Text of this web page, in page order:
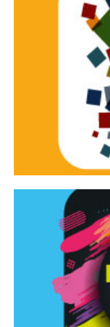
Tracce
Rassegna di